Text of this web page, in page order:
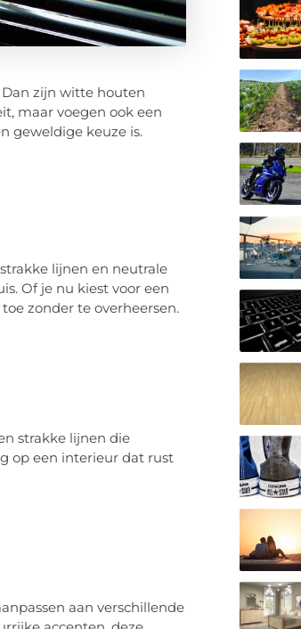
Dan zijn witte houten
maar voegen ook een
geweldige keuze is.
lijnen en neutrale
Of je nu kiest voor een
zonder te overheersen.
strakke lijnen die
op een interieur dat rust
aan verschillende